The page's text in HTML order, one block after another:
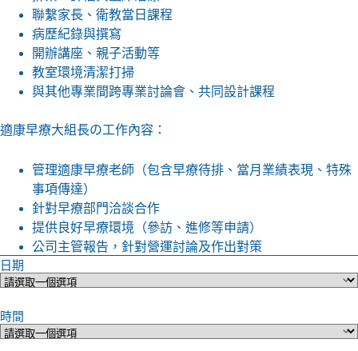
聯繫家長、衛教當日課程
病歷紀錄與撰寫
開辦講座、親子活動等
教室環境清潔打掃
與其他專業間跨專業討論會、共同設計課程
適康早療大組長の工作內容：
管理適康早療老師（包含早療待排、當月業績表現、特殊
事項傳達）
針對早療部門洽談合作
提供良好早療環境（參訪、進修等申請）
公司主管報告，針對營運討論及作出對策
日期
時間